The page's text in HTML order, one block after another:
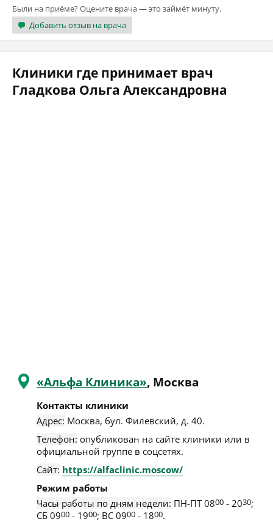
Были на приёме? Оцените врача — это займёт минуту.
Добавить отзыв на врача
Клиники где принимает врач
Гладкова Ольга Александровна
«Альфа Клиника», Москва
Контакты клиники
Адрес: Москва, бул. Филевский, д. 40.
Телефон: опубликован на сайте клиники или в
официальной группе в соцсетях.
Сайт: https://alfaclinic.moscow/
Режим работы
Часы работы по дням недели: ПН-ПТ 0800 - 2030;
СБ 0900 - 1900; ВС 0900 - 1800.